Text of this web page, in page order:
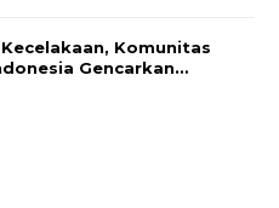
Komunitas
Gencarkan…